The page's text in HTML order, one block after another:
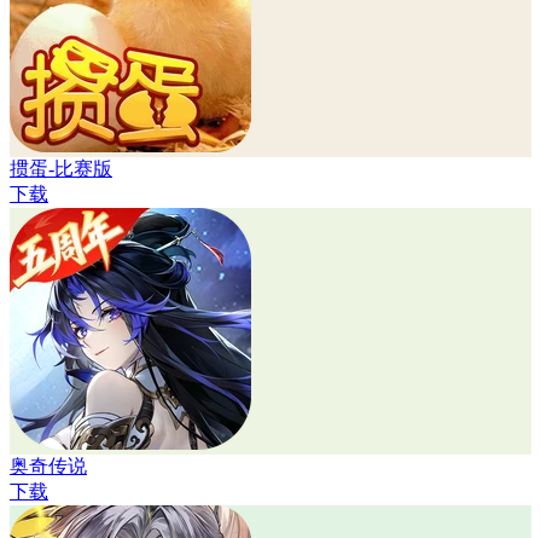
掼蛋-比赛版
下载
奥奇传说
下载